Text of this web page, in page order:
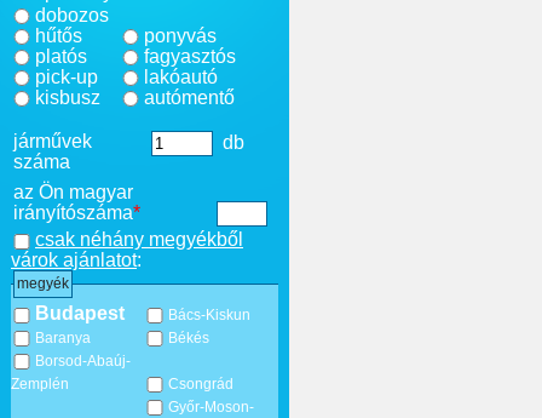
dobozos
hűtős
platós
pick-up
kisbusz
ponyvás
fagyasztós
lakóautó
autómentő
járművek
száma
db
az Ön magyar
irányítószáma*
csak néhány megyékből
várok ajánlatot:
megyék
Budapest
Bács-Kiskun
Baranya
Békés
Borsod-Abaúj-
Zemplén
Csongrád
Győr-Moson-